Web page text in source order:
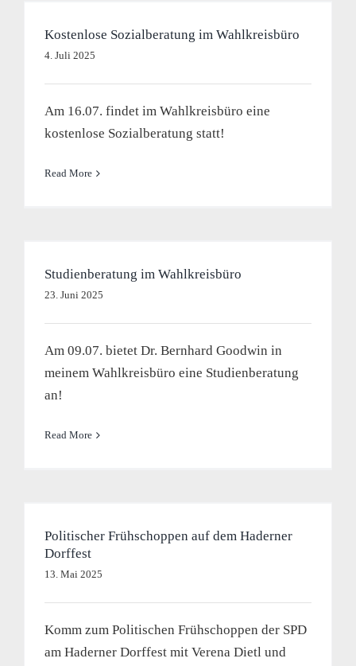
Kostenlose Sozialberatung im Wahlkreisbüro
4. Juli 2025
Am 16.07. findet im Wahlkreisbüro eine
kostenlose Sozialberatung statt!
Read More
Studienberatung im Wahlkreisbüro
23. Juni 2025
Am 09.07. bietet Dr. Bernhard Goodwin in
meinem Wahlkreisbüro eine Studienberatung
an!
Read More
Politischer Frühschoppen auf dem Haderner
Dorffest
13. Mai 2025
Komm zum Politischen Frühschoppen der SPD
am Haderner Dorffest mit Verena Dietl und